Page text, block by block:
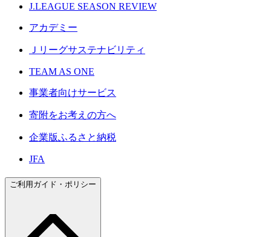
J.LEAGUE SEASON REVIEW
アカデミー
Ｊリーグサステナビリティ
TEAM AS ONE
事業者向けサービス
寄附をお考えの方へ
企業版ふるさと納税
JFA
ご利用ガイド・ポリシー